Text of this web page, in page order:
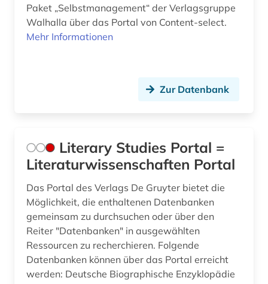
Paket „Selbstmanagement“ der Verlagsgruppe
Walhalla über das Portal von Content-select.
Mehr Informationen
Zur Datenbank
Literary Studies Portal =
Literaturwissenschaften Portal
Das Portal des Verlags De Gruyter bietet die
Möglichkeit, die enthaltenen Datenbanken
gemeinsam zu durchsuchen oder über den
Reiter "Datenbanken" in ausgewählten
Ressourcen zu recherchieren. Folgende
Datenbanken können über das Portal erreicht
werden: Deutsche Biographische Enzyklopädie